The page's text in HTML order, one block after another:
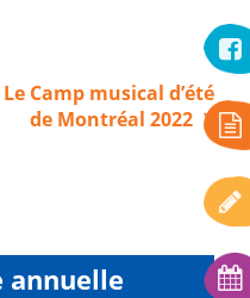
Le Camp musical d’été
de Montréal 2022
annuelle